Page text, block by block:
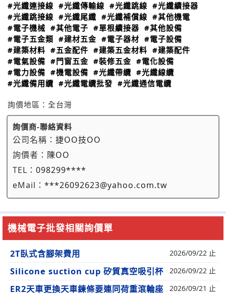
#光纖連接線 #光纖傳輸線 #光纖跳線 #光纖續接器
#光纖跳接線 #光纖尾纖 #光纖補償線 #其他機電
#電子機械 #其他電子 #單根續接器 #其他設備
#電子五金類 #建材五金 #電子器材 #電子設備
#建築材料 #五金配件 #建築五金材料 #建築配件
#電氣設備 #門窗五金 #裝修五金 #電化設備
#電力設備 #機電設備 #光纖帶纜 #光纖線纜
#光纖備用纜 #光纖電纜批發 #光纖通信電纜
詢價地區： 全台灣
詢價商-聯絡資料
公司名稱： 捷OO技OO
詢價者： 陳OO
TEL： 098299****
eMail： ***26092623@yahoo.com.tw
機械電子批發相關詢價單
2T臥式含腳架費用 2026/09/22 止
Silicone suction cup 矽質真空吸引杯 2026/09/22 止
ER2天車更換天車鍊條要連同荷重滾輪座
2026/09/21 止